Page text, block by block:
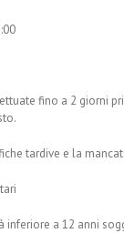
fino a 2 giorni
tardive e la
inferiore a 12 anni